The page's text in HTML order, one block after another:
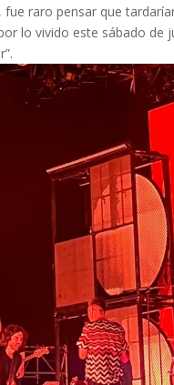
raro pensar que
lo vivido este sábado de